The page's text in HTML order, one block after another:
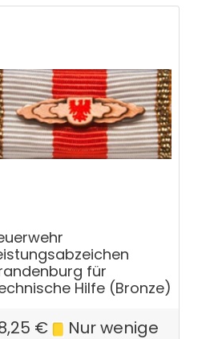
für
Hilfe (Bronze)
€
Nur wenige